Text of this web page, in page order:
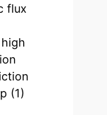
flux
(1)